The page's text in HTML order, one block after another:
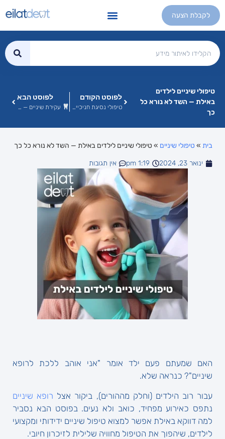
לקבלת הצעה
טיפולי שיניים לילדים
באילת — השד לא נורא כל
כך
לפוסט הקודם
טיפולי נסיגת חניכיים באילת — המדריך המלא
לפוסט הבא
עקירת שיניים — מה כולל התהליך וכמה זה כואב?
בית » טיפולי שיניים » טיפולי שיניים לילדים באילת — השד לא נורא כל כך
ינואר 23, 2024 1:19 pm אין תגובות
האם שמעתם פעם ילד אומר "אני אוהב ללכת לרופא
שיניים"? כנראה שלא.
עבור רוב הילדים (וחלק מההורים), ביקור אצל רופא שיניים
נתפס כאירוע מפחיד, כואב ולא נעים. בפוסט הבא נסביר
למה דווקא באילת אפשר למצוא טיפול שיניים ידידותי ומקצועי
לילדים, שיהפוך את הטיפול מחוויה שלילית לזיכרון חיובי.